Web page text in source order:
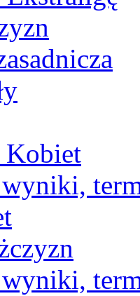
Kobiet
wyniki,
wyniki,